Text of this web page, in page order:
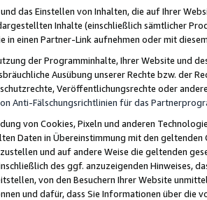
das Einstellen von Inhalten, die auf Ihrer
Inhalte (einschließlich sämtlicher
in einen Partner-Link aufnehmen oder mit
der Programminhalte, Ihrer Website und
Ausübung unserer Rechte bzw. der
Veröffentlichungsrechte oder
Anti-Fälschungsrichtlinien für das
von Cookies, Pixeln und anderen
Daten in Übereinstimmung mit den
und auf andere Weise die geltenden
des ggf. anzuzeigenden Hinweises,
von den Besuchern Ihrer Website
und dafür, dass Sie Informationen über die